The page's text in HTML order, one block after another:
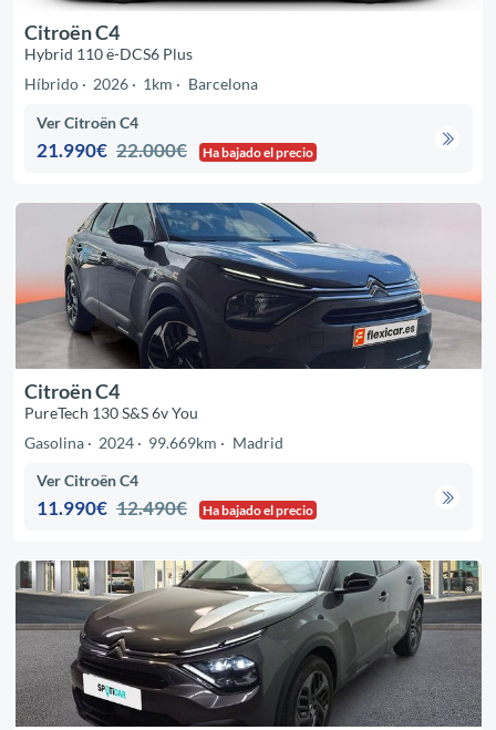
Citroën C4
Hybrid 110 ë-DCS6 Plus
Híbrido
2026 1km Barcelona
Ver Citroën C4
21.990€ 22.000€ Ha bajado el precio
Citroën C4
PureTech 130 S&S 6v You
Gasolina
2024 99.669km Madrid
Ver Citroën C4
11.990€ 12.490€ Ha bajado el precio